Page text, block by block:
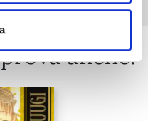
anche: